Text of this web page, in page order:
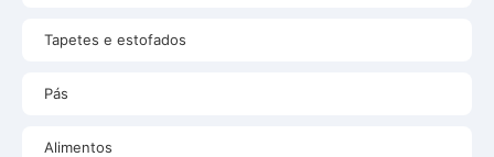
Tapetes e estofados
Pás
Alimentos